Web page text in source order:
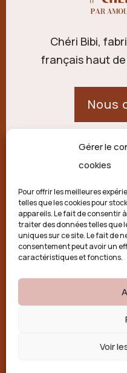
Gérer le
cookies
Pour offrir les meilleures
telles que les cookies pour
appareils. Le fait de consentir
traiter des données telles que
uniques sur ce site. Le fait de
consentement peut avoir un
caractéristiques et fonctions.
Voir
Chéri Bibi,
français haut de
Nous
21
Politique